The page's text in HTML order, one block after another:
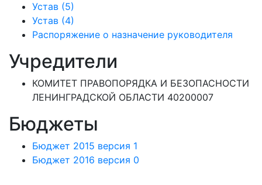
Устав (5)
Устав (4)
Распоряжение о назначение руководителя
Учредители
КОМИТЕТ ПРАВОПОРЯДКА И БЕЗОПАСНОСТИ
ЛЕНИНГРАДСКОЙ ОБЛАСТИ 40200007
Бюджеты
Бюджет 2015 версия 1
Бюджет 2016 версия 0